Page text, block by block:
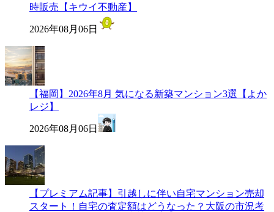
時販売【キウイ不動産】
2026年08月06日
【福岡】2026年8月 気になる新築マンション3選【よか
レジ】
2026年08月06日
【プレミアム記事】引越しに伴い自宅マンション売却
スタート！自宅の査定額はどうなった？大阪の市況考